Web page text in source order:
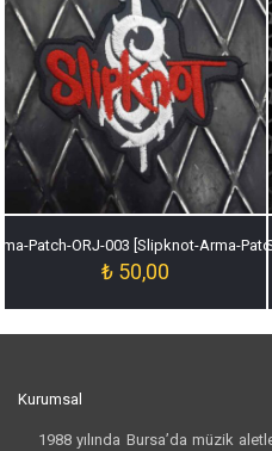
Patch-ORJ-003 [Slipknot-Arma-
₺ 50,00
Kurumsal
1988 yılında Bursa’da müzik